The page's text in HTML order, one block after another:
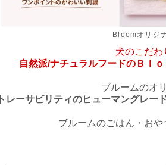
Bloomオリジ
犬のこだ
自然派/ナチュラルフードのＢｌｏ
ブルームのオ
トレーサビリティのヒューマングレー
ブルームのごはん・おや